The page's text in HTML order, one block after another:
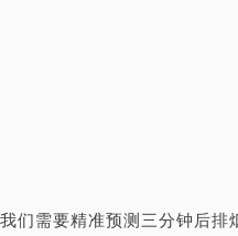
们需要精准预测三分钟后